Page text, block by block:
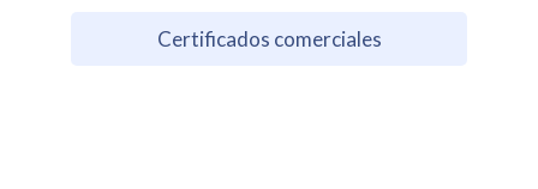
Certificados comerciales